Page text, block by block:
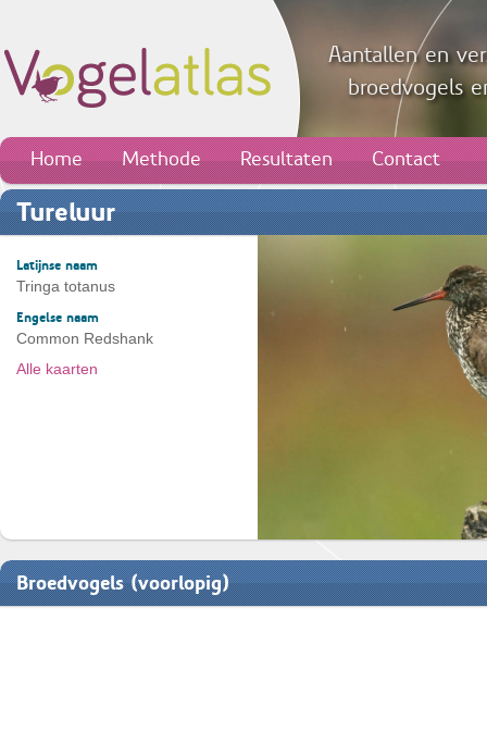
Aantallen en
broedvogels
Home Methode Resultaten Contact
Tureluur
Latijnse naam
Tringa totanus
Engelse naam
Common Redshank
Alle kaarten
Broedvogels (voorlopig)